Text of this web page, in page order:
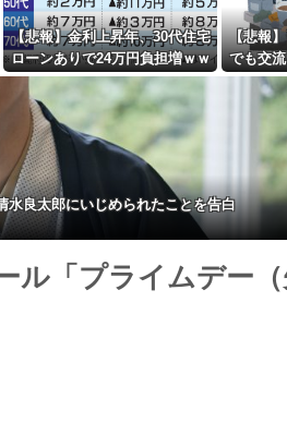
【悲報】金利上昇年、30代住宅
ローンありで24万円負担増ｗｗ
ｗｗｗｗｗｗｗｗｗｗ
【悲報
でも交
大が
会
水良太郎にいじめられたことを告白
ル「プライムデー